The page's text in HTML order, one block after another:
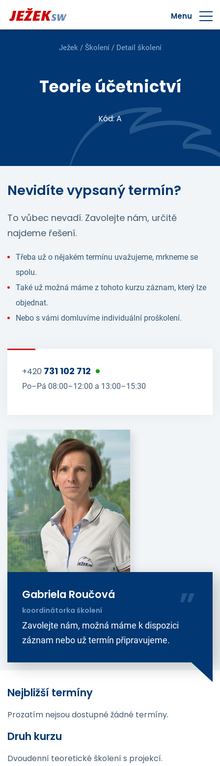
Menu
Ježek/ Školení/ Detail školení
Teorie účetnictví
Kód: A
Nevidíte vypsaný termín?
To vůbec nevadí. Zavolejte nám, určitě
najdeme řešení.
Třeba už o nějakém termínu uvažujeme, mrkneme se
spolu.
Také už možná máme z tohoto kurzu záznam, který lze
objednat.
Nebo s vámi domluvíme individuální proškolení.
+420 731 102 712
Po–Pá 08:00–12:00 a 13:00–15:30
Gabriela Roučová
koordinátorka školení
Zavolejte nám, možná máme k dispozici
záznam nebo už termín připravujeme.
Nejbližší termíny
Prozatím nejsou dostupné žádné termíny.
Druh kurzu
Dvoudenní teoretické školení s projekcí.